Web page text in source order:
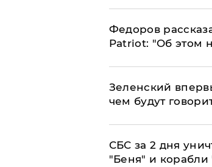
Федоров
Patriot: "Об этом
Зеленский
чем будут
СБС за 2 дня
"Беня" и корабли